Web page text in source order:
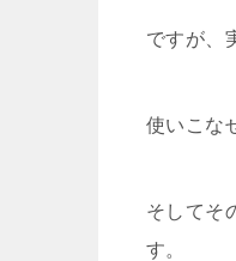
ですが、
使いこな
そしてそ
す。